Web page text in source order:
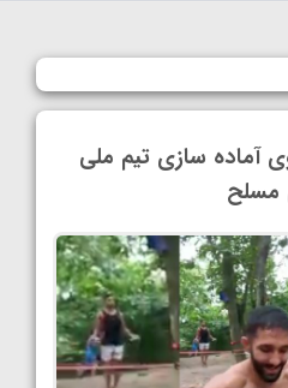
آماده سازی تیم ملی
مسلح